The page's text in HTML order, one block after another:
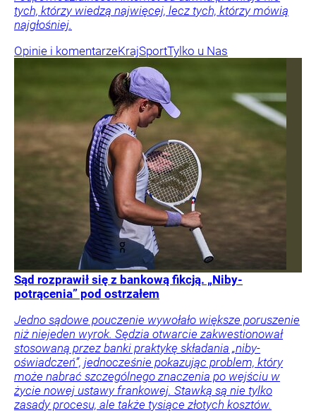
tych, którzy wiedzą najwięcej, lecz tych, którzy mówią
najgłośniej.
Opinie i komentarzeKrajSportTylko u Nas
Sąd rozprawił się z bankową fikcją. „Niby-
potrącenia” pod ostrzałem
Jedno sądowe pouczenie wywołało większe poruszenie
niż niejeden wyrok. Sędzia otwarcie zakwestionował
stosowaną przez banki praktykę składania „niby-
oświadczeń”, jednocześnie pokazując problem, który
może nabrać szczególnego znaczenia po wejściu w
życie nowej ustawy frankowej. Stawką są nie tylko
zasady procesu, ale także tysiące złotych kosztów.